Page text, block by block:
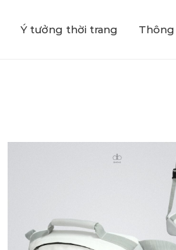
Ý tưởng thời trang